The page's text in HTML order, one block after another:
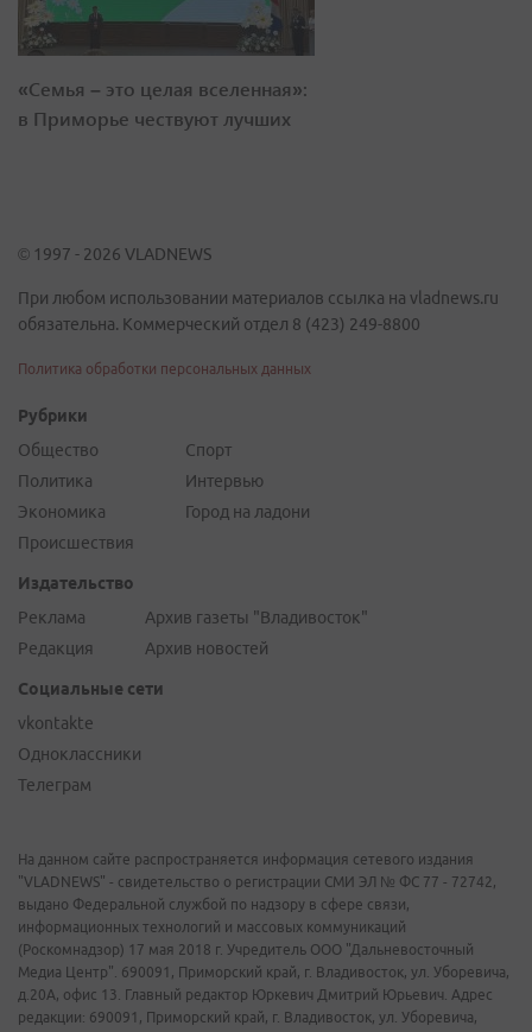
«Семья – это целая вселенная»:
в Приморье чествуют лучших
© 1997 - 2026 VLADNEWS
При любом использовании материалов ссылка на vladnews.ru
обязательна. Коммерческий отдел 8 (423) 249-8800
Политика обработки персональных данных
Рубрики
Общество
Политика
Экономика
Происшествия
Спорт
Интервью
Город на ладони
Издательство
Реклама
Редакция
Архив газеты "Владивосток"
Архив новостей
Социальные сети
vkontakte
Одноклассники
Телеграм
На данном сайте распространяется информация сетевого издания
"VLADNEWS" - свидетельство о регистрации СМИ ЭЛ № ФС 77 - 72742,
выдано Федеральной службой по надзору в сфере связи,
информационных технологий и массовых коммуникаций
(Роскомнадзор) 17 мая 2018 г. Учредитель ООО "Дальневосточный
Медиа Центр". 690091, Приморский край, г. Владивосток, ул. Уборевича,
д.20А, офис 13. Главный редактор Юркевич Дмитрий Юрьевич. Адрес
редакции: 690091, Приморский край, г. Владивосток, ул. Уборевича,